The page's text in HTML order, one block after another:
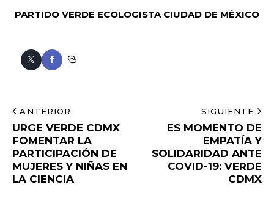
PARTIDO VERDE ECOLOGISTA CIUDAD DE MÉXICO
ANTERIOR
URGE VERDE CDMX
FOMENTAR LA
PARTICIPACIÓN DE
MUJERES Y NIÑAS EN
LA CIENCIA
SIGUIENTE
ES MOMENTO DE
EMPATÍA Y
SOLIDARIDAD ANTE
COVID-19: VERDE
CDMX